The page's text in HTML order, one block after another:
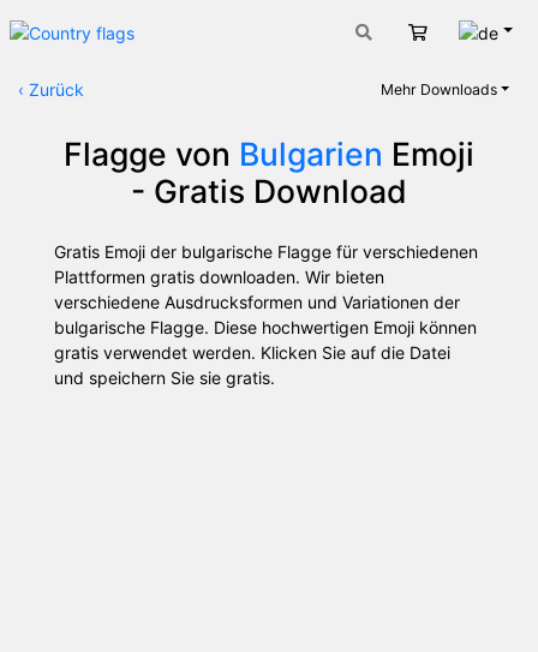
Warenkorb
‹ Zurück Mehr Downloads
Flagge von Bulgarien Emoji
- Gratis Download
Gratis Emoji der bulgarische Flagge für verschiedenen
Plattformen gratis downloaden. Wir bieten
verschiedene Ausdrucksformen und Variationen der
bulgarische Flagge. Diese hochwertigen Emoji können
gratis verwendet werden. Klicken Sie auf die Datei
und speichern Sie sie gratis.